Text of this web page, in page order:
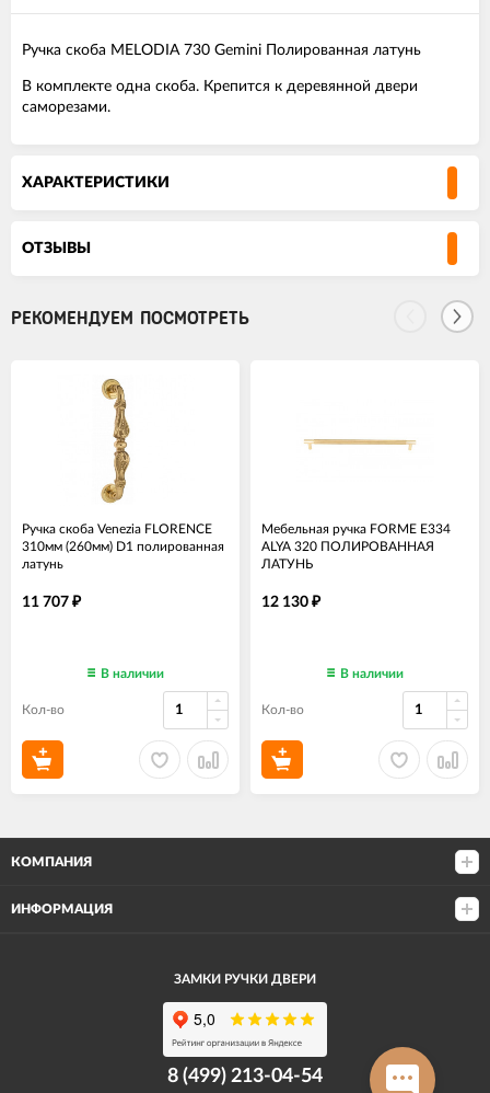
Ручка скоба MELODIA 730 Gemini Полированная латунь
В комплекте одна скоба. Крепится к деревянной двери
саморезами.
ХАРАКТЕРИСТИКИ
ОТЗЫВЫ
РЕКОМЕНДУЕМ ПОСМОТРЕТЬ
Ручка скоба Venezia FLORENCE
310мм (260мм) D1 полированная
латунь
11 707 ₽
В наличии
Кол-во
Мебельная ручка FORME E334
ALYA 320 ПОЛИРОВАННАЯ
ЛАТУНЬ
12 130 ₽
В наличии
Кол-во
КОМПАНИЯ
ИНФОРМАЦИЯ
ЗАМКИ РУЧКИ ДВЕРИ
8 (499) 213-04-54​